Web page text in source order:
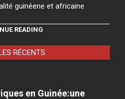
guinéene et africaine
READING
RÉCENTS
en Guinée:une